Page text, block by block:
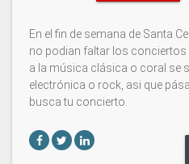
En el fin de semana de Santa
no podian faltar los conciertos
a la música clásica o coral se
electrónica o rock, asi que
busca tu concierto.